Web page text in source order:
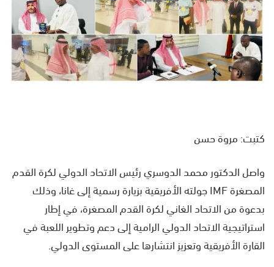
ي
د
ا
إ
ل
ك
ن
ا
كتبت: مروة حسن
واصل الدكتور محمد الدوسري رئيس الاتحاد الدولي لكرة القدم
المصغرة IMF جولته الأفريقية بزيارة رسمية إلى غانا، وذلك
بدعوة من الاتحاد الغاني لكرة القدم المصغرة، في إطار
استراتيجية الاتحاد الدولي الرامية إلى دعم وتطوير اللعبة في
القارة الأفريقية وتعزيز انتشارها على المستوى الدولي.